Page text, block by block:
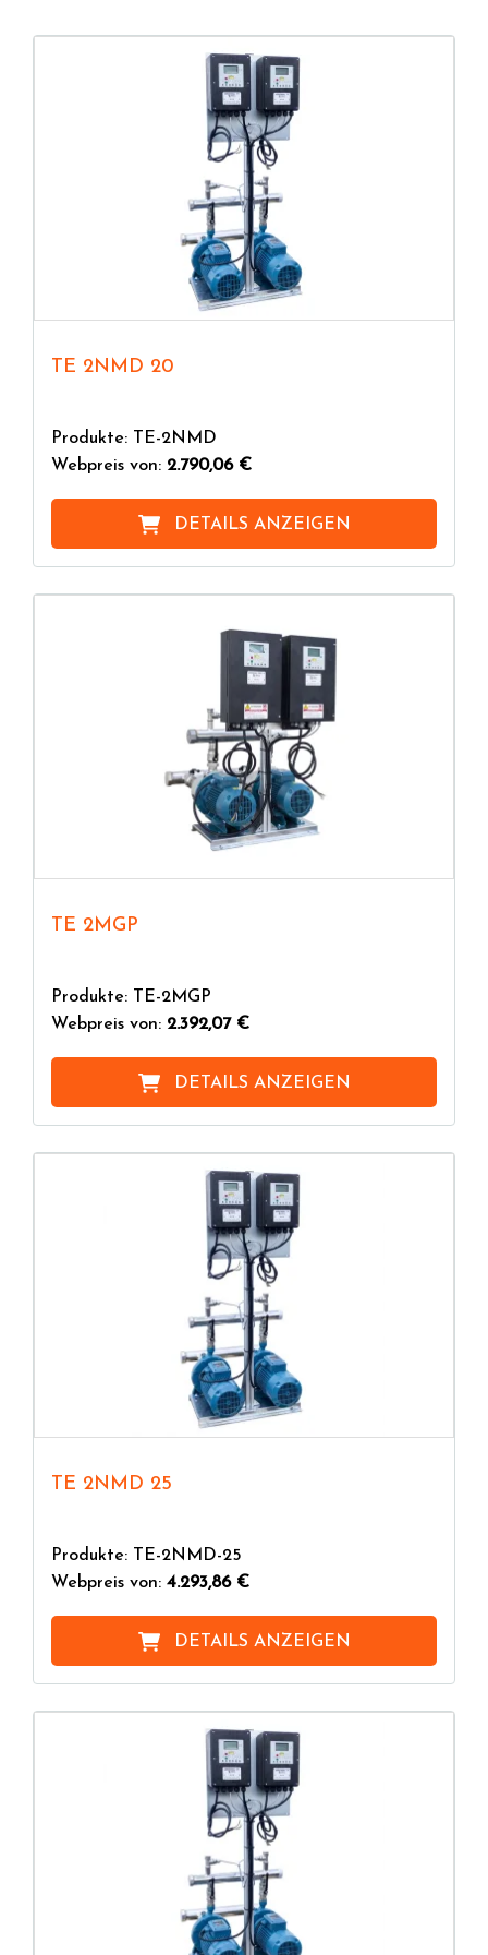
TE 2NMD 20
Produkte: TE-2NMD
Webpreis von: 2.790,06 €
DETAILS ANZEIGEN
TE 2MGP
Produkte: TE-2MGP
Webpreis von: 2.392,07 €
DETAILS ANZEIGEN
TE 2NMD 25
Produkte: TE-2NMD-25
Webpreis von: 4.293,86 €
DETAILS ANZEIGEN